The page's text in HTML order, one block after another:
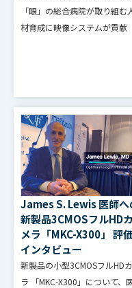
オート機能
:
「眼」の総合病院が取り組む
材育成に映像システムが貢献
James S. Lewis 医師へ
新製品3CMOSフルHDカ
メラ「MKC-X300」 評
インタビュー
新製品の小型3CMOSフルHD
ラ 「MKC-X300」について、